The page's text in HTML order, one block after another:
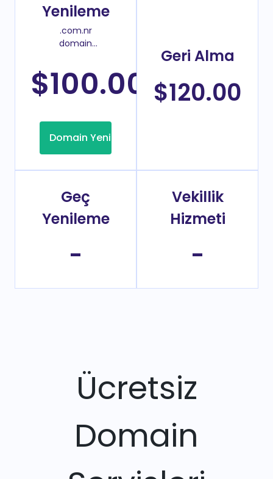
Yenileme
.com.nr
domain
$100.00 /Yıl
Domain Yenileme
Geri Alma
$120.00
Geç
Yenileme
-
Vekillik
Hizmeti
-
Ücretsiz
Domain